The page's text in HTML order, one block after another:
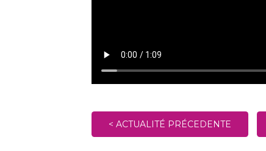
< ACTUALITÉ PRÉCEDENTE